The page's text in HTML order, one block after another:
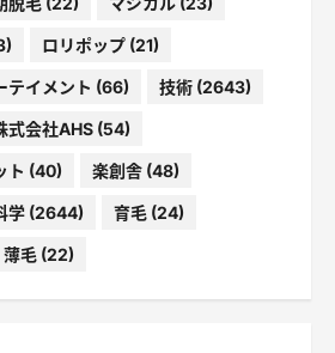
ロリポップ(21)
テイメント (66) 技術(2643)
式会社AHS(54)
ト (40) 楽創舎(48)
学(2644) 育毛(24)
薄毛(22)